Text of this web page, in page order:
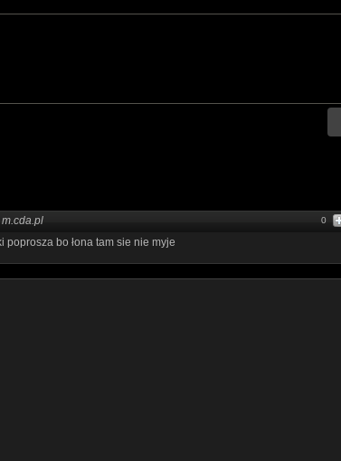
m.cda.pl 0
bo łona tam sie nie myje